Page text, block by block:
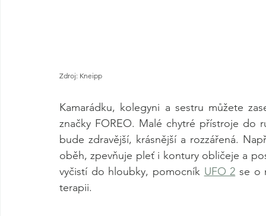
Zdroj: Kneipp
Kamarádku, kolegyni a sestru můžete
značky FOREO. Malé chytré přístroje do
bude zdravější, krásnější a rozzářená.
oběh, zpevňuje pleť i kontury obličeje a
vyčistí do hloubky, pomocník UFO 2 se o
terapii.